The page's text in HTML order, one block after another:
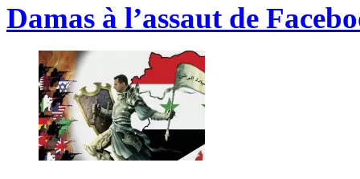
Damas à l’assaut de